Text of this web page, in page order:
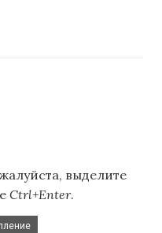
выделите
Ctrl+Enter.